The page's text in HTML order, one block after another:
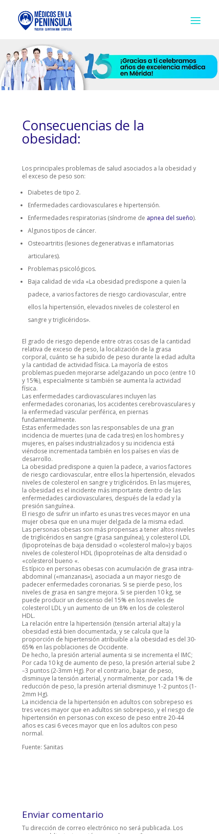
Consecuencias de la
obesidad:
Los principales problemas de salud asociados a la obesidad y
el exceso de peso son:
Diabetes de tipo 2.
Enfermedades cardiovasculares e hipertensión.
Enfermedades respiratorias (síndrome de apnea del sueño).
Algunos tipos de cáncer.
Osteoartritis (lesiones degenerativas e inflamatorias
articulares).
Problemas psicológicos.
Baja calidad de vida «La obesidad predispone a quien la
padece, a varios factores de riesgo cardiovascular, entre
ellos la hipertensión, elevados niveles de colesterol en
sangre y triglicéridos».
El grado de riesgo depende entre otras cosas de la cantidad
relativa de exceso de peso, la localización de la grasa
corporal, cuánto se ha subido de peso durante la edad adulta
y la cantidad de actividad física. La mayoría de estos
problemas pueden mejorarse adelgazando un poco (entre 10
y 15%), especialmente si también se aumenta la actividad
física.
Las enfermedades cardiovasculares incluyen las
enfermedades coronarias, los accidentes cerebrovasculares y
la enfermedad vascular periférica, en piernas
fundamentalmente.
Estas enfermedades son las responsables de una gran
incidencia de muertes (una de cada tres) en los hombres y
mujeres, en países industrializados y su incidencia está
viéndose incrementada también en los países en vías de
desarrollo.
La obesidad predispone a quien la padece, a varios factores
de riesgo cardiovascular, entre ellos la hipertensión, elevados
niveles de colesterol en sangre y triglicéridos. En las mujeres,
la obesidad es el incidente más importante dentro de las
enfermedades cardiovasculares, después de la edad y la
presión sanguínea.
El riesgo de sufrir un infarto es unas tres veces mayor en una
mujer obesa que en una mujer delgada de la misma edad.
Las personas obesas son más propensas a tener altos niveles
de triglicéridos en sangre (grasa sanguínea), y colesterol LDL
(lipoproteínas de baja densidad o «colesterol malo») y bajos
niveles de colesterol HDL (lipoproteínas de alta densidad o
«colesterol bueno «.
Es típico en personas obesas con acumulación de grasa intra-
abdominal («manzanas»), asociada a un mayor riesgo de
padecer enfermedades coronarias. Si se pierde peso, los
niveles de grasa en sangre mejora. Si se pierden 10 kg, se
puede producir un descenso del 15% en los niveles de
colesterol LDL y un aumento de un 8% en los de colesterol
HDL.
La relación entre la hipertensión (tensión arterial alta) y la
obesidad está bien documentada, y se calcula que la
proporción de hipertensión atribuible a la obesidad es del 30-
65% en las poblaciones de Occidente.
De hecho, la presión arterial aumenta si se incrementa el IMC;
Por cada 10 kg de aumento de peso, la presión arterial sube 2
–3 puntos (2-3mm Hg). Por el contrario, bajar de peso,
disminuye la tensión arterial, y normalmente, por cada 1% de
reducción de peso, la presión arterial disminuye 1-2 puntos (1-
2mm Hg).
La incidencia de la hipertensión en adultos con sobrepeso es
tres veces mayor que en adultos sin sobrepeso, y el riesgo de
hipertensión en personas con exceso de peso entre 20-44
años es casi 6 veces mayor que en los adultos con peso
normal.
Fuente: Sanitas
Enviar comentario
Tu dirección de correo electrónico no será publicada. Los